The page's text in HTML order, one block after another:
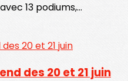
13 podiums,...
des 20 et 21 juin